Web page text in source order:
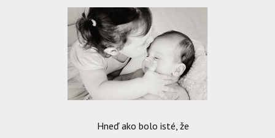
Hneď ako bolo isté, že